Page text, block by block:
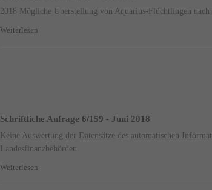
2018 Mögliche Überstellung von Aquarius-Flüchtlingen nach
Weiterlesen
Schriftliche Anfrage 6/159 - Juni 2018
Keine Auswertung der Datensätze des automatischen
Landesfinanzbehörden
Weiterlesen